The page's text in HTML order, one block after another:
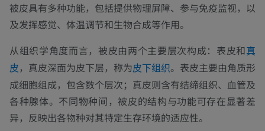
被皮具有多种功能，包括提供物理屏障、参与免疫监视，以
及发挥感觉、体温调节和生物合成等作用。
从组织学角度而言，被皮由两个主要层次构成：表皮和真
皮，真皮深面为皮下层，称为皮下组织。表皮主要由角质形
成细胞组成，包含数个层次；真皮则含有结缔组织、血管及
各种腺体。不同物种间，被皮的结构与功能可存在显著差
异，反映出各物种对其特定生存环境的适应性。